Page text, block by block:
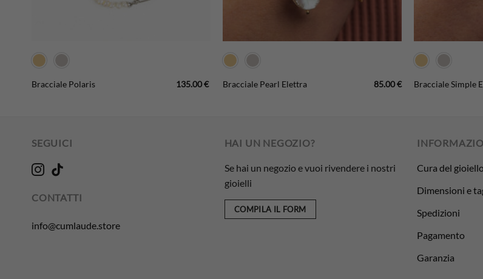
Bracciale Polaris 135.00€ Bracciale Pearl Elettra 85.00€ Bracciale Simple
SEGUICI
CONTATTI
info@cumlaude.store
HAI UN NEGOZIO?
Se hai un negozio e vuoi rivendere i nostri
gioielli
COMPILA IL FORM
Cura del
Dimensioni e
Spedizioni
Pagamento
Garanzia